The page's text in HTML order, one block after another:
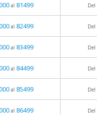
al 81499 Del
al 82499 Del
al 83499 Del
al 84499 Del
al 85499 Del
al 86499 Del